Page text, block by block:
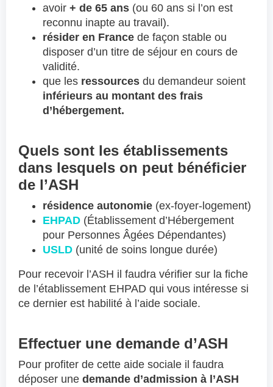
avoir + de 65 ans (ou 60 ans si l’on est
reconnu inapte au travail).
résider en France de façon stable ou
disposer d’un titre de séjour en cours de
validité.
que les ressources du demandeur soient
inférieurs au montant des frais
d’hébergement.
Quels sont les établissements
dans lesquels on peut bénéficier
de l’ASH
résidence autonomie (ex-foyer-logement)
EHPAD (Établissement d’Hébergement
pour Personnes Âgées Dépendantes)
USLD (unité de soins longue durée)
Pour recevoir l’ASH il faudra vérifier sur la fiche
de l’établissement EHPAD qui vous intéresse si
ce dernier est habilité à l’aide sociale.
Effectuer une demande d’ASH
Pour profiter de cette aide sociale il faudra
déposer une demande d’admission à l’ASH